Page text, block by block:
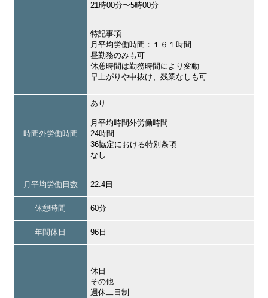
21時00分〜5時00分
特記事項
月平均労働時間：１６１時間
昼勤務のみも可
休憩時間は勤務時間により変動
早上がりや中抜け、残業なしも可
時間外労働時間
あり
月平均時間外労働時間
24時間
36協定における特別条項
なし
月平均労働日数 22.4日
休憩時間 60分
年間休日 96日
休日
その他
週休二日制